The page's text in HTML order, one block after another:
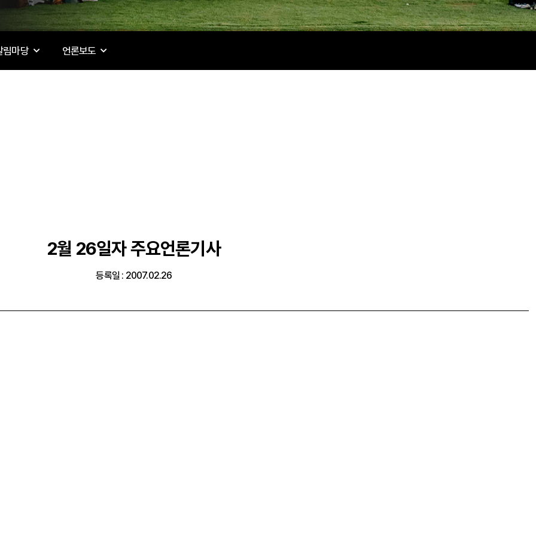
림마당 언론보도
2월 26일자 주요언론기사
등록일 : 2007.02.26